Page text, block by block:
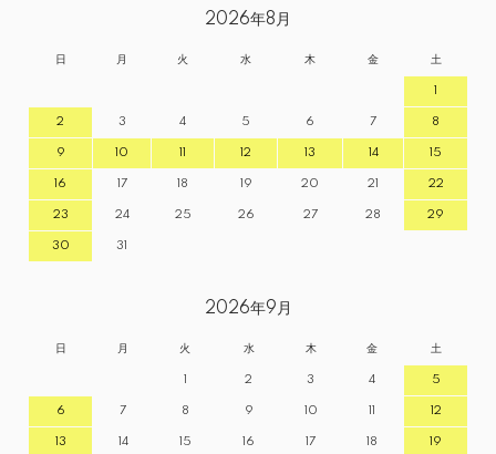
2026年8月
日 月 火 水 木 金 土
1
2 3 4 5 6 7 8
9 10 11 12 13 14 15
16 17 18 19 20 21 22
23 24 25 26 27 28 29
30 31
2026年9月
日 月 火 水 木 金 土
1 2 3 4 5
6 7 8 9 10 11 12
13 14 15 16 17 18 19